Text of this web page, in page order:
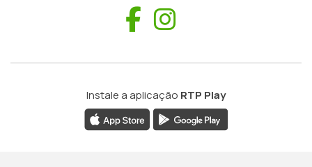
Facebook
Instale a aplicação RTP Play